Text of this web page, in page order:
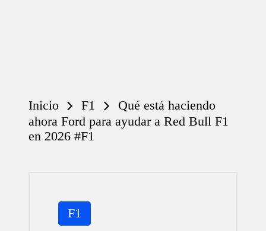
Inicio F1
Qué está haciendo
ahora Ford para ayudar a Red Bull F1
en 2026 #F1
Publicada
en
F1